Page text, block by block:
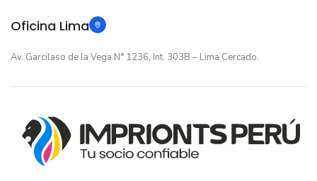
Oficina Lima
Av. Garcilaso de la Vega N° 1236, Int. 303B – Lima Cercado.